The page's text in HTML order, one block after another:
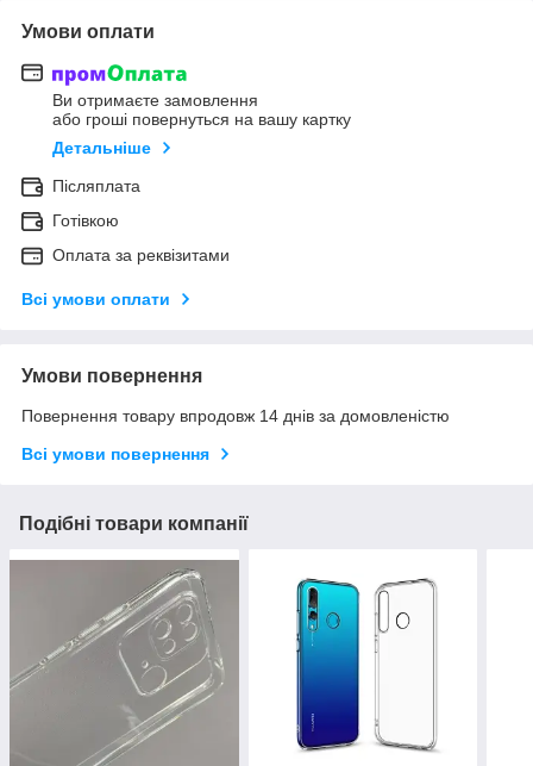
Умови оплати
Ви отримаєте замовлення
або гроші повернуться на вашу картку
Детальніше
Післяплата
Готівкою
Оплата за реквізитами
Всі умови оплати
Умови повернення
Повернення товару впродовж 14 днів за домовленістю
Всі умови повернення
Подібні товари компанії